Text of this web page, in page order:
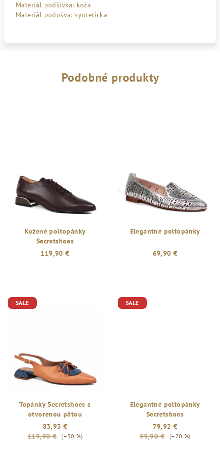
Materiál podšívka: koža
Materiál podošva: synteticka
Podobné produkty
Kožené poltopánky
Secretshoes
119,90 €
Elegantné poltopánky
69,90 €
SALE
Topánky Secretshoes s
otvorenou pätou
83,93 €
119,90 €
(–30 %)
SALE
Elegantné poltopánky
Secretshoes
79,92 €
99,90 €
(–20 %)